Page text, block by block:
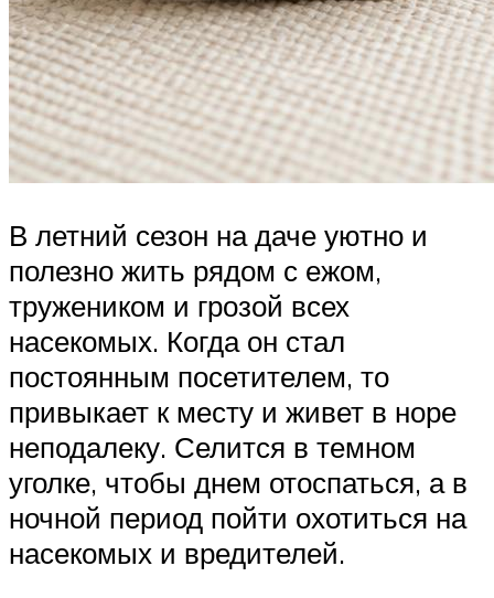
В летний сезон на даче уютно и
полезно жить рядом с ежом,
тружеником и грозой всех
насекомых. Когда он стал
постоянным посетителем, то
привыкает к месту и живет в норе
неподалеку. Селится в темном
уголке, чтобы днем отоспаться, а в
ночной период пойти охотиться на
насекомых и вредителей.